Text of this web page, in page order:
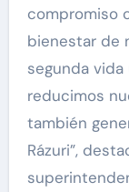
compromiso
bienestar de
segunda
reducimos
también
Rázuri”,